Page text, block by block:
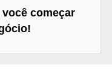
começar